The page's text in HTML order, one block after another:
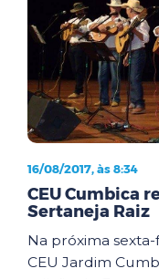
16/08/2017, às 8:34
CEU Cumbica
Sertaneja Raiz
Na próxima sexta-
CEU Jardim